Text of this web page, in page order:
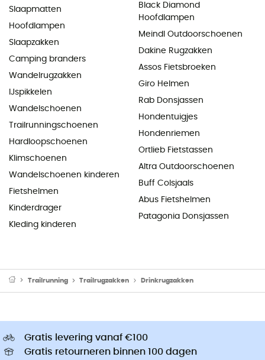
Slaapmatten
Hoofdlampen
Slaapzakken
Camping branders
Wandelrugzakken
IJspikkelen
Wandelschoenen
Trailrunningschoenen
Hardloopschoenen
Klimschoenen
Wandelschoenen kinderen
Fietshelmen
Kinderdrager
Kleding kinderen
Black Diamond
Hoofdlampen
Meindl Outdoorschoenen
Dakine Rugzakken
Assos Fietsbroeken
Giro Helmen
Rab Donsjassen
Hondentuigjes
Hondenriemen
Ortlieb Fietstassen
Altra Outdoorschoenen
Buff Colsjaals
Abus Fietshelmen
Patagonia Donsjassen
Trailrunning Trailrugzakken Drinkrugzakken
Gratis levering vanaf €100
Gratis retourneren binnen 100 dagen